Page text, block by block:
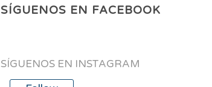
SÍGUENOS EN FACEBOOK
SÍGUENOS EN INSTAGRAM